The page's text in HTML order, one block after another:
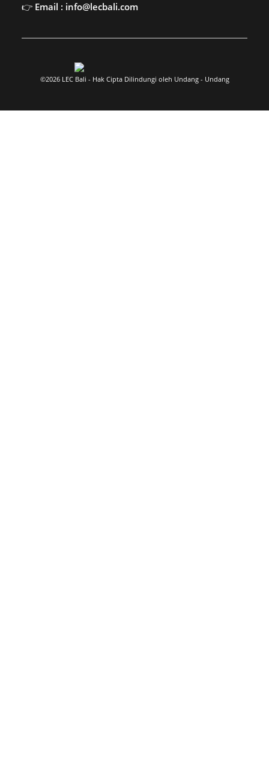
Email : info@lecbali.com
©2026 LEC Bali - Hak Cipta Dilindungi oleh Undang - Undang